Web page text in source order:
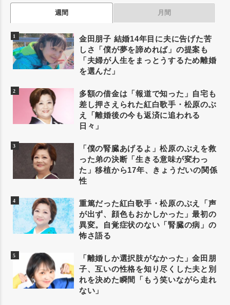
週間 月間
金田朋子 結婚14年目に夫に告げた苦
しさ「僕が夢を諦めれば」の提案も
「夫婦が人生をまっとうするため離婚
を選んだ」
多額の借金は「報道で知った」自宅も
差し押さえられた紅白歌手・松原のぶ
え「離婚後の今も返済に追われる
日々」
「僕の腎臓あげるよ」松原のぶえを救
った弟の決断「生きる意味が変わっ
た」移植から17年、きょうだいの関係
性
重篤だった紅白歌手・松原のぶえ「声
が出ず、顔色もおかしかった」最初の
異変。自覚症状のない「腎臓の病」の
怖さ語る
「離婚しか選択肢がなかった」金田朋
子、互いの性格を知り尽くした夫と別
れを決めた瞬間「もう笑いながら走れ
ない」